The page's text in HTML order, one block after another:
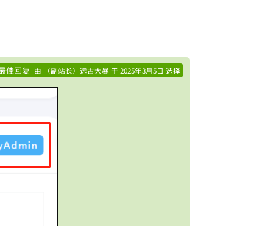
佳回复 由 （副站长）远古大暴 于 2025年3月5日 选择